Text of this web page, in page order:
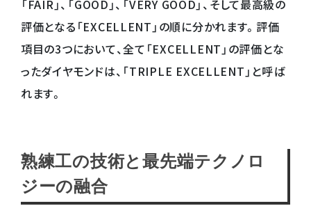
「FAIR」、「GOOD」、「VERY GOOD」、そして最高級の
評価となる「EXCELLENT」の順に分かれます。評価
項目の3つにおいて、全て「EXCELLENT」の評価とな
ったダイヤモンドは、「TRIPLE EXCELLENT」と呼ば
れます。
熟練工の技術と最先端テクノロ
ジーの融合